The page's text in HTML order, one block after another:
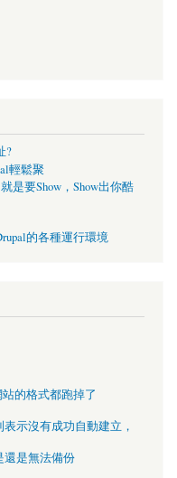
?
輕鬆聚
是要Show，Show出你酷
的各種運行環境
的格式都跑掉了
示沒有成功自動建立，
還是無法備份